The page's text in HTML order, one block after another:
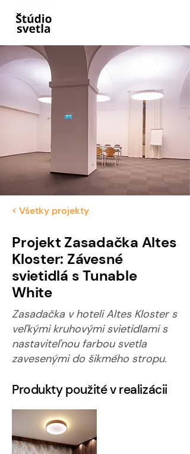
< Všetky projekty
Projekt Zasadačka Altes
Kloster: Závesné
svietidlá s Tunable
White
Zasadačka v hoteli Altes Kloster s
veľkými kruhovými svietidlami s
nastaviteľnou farbou svetla
zavesenými do šikmého stropu.
Produkty použité v realizácii